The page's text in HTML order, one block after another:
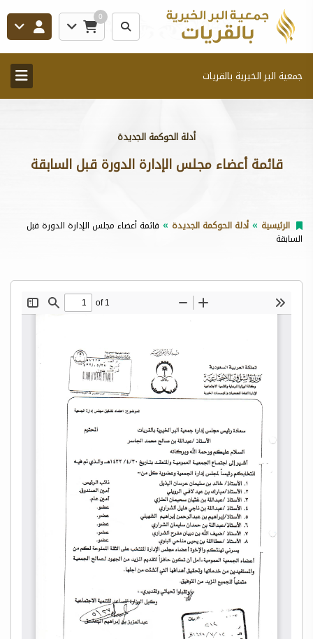
0
جمعية البر الخيرية بالقريات
أدلة الحوكمة الجديدة
قائمة أعضاء مجلس الإدارة الدورة قبل السابقة
الرئيسية أدلة الحوكمة الجديدة
قائمة أعضاء مجلس الإدارة الدورة قبل
السابقة